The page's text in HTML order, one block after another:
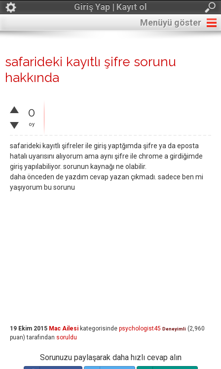
Giriş Yap | Kayıt ol
Menüyü göster
safarideki kayıtlı şifre sorunu
hakkında
0
oy
safarideki kayıtlı şifreler ile giriş yaptğımda şifre ya da eposta
hatalı uyarısını alıyorum ama aynı şifre ile chrome a girdiğimde
giriş yapılabiliyor. sorunun kaynağı ne olabilir.
daha önceden de yazdım cevap yazan çıkmadı. sadece ben mi
yaşıyorum bu sorunu
19 Ekim 2015 Mac Ailesi kategorisinde psychologist45 Deneyimli (2,960
puan) tarafından soruldu
Sorunuzu paylaşarak daha hızlı cevap alın